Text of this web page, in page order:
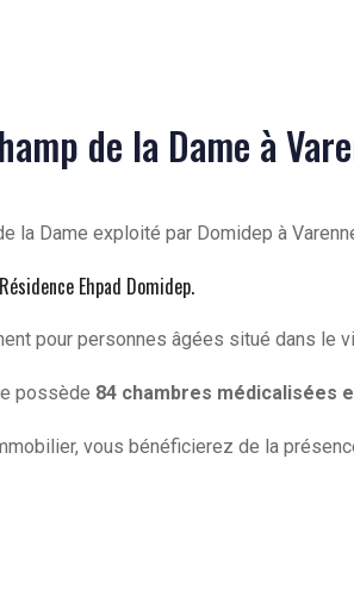
de la Dame à
la Dame exploité par Domidep à
Ehpad Domidep.
pour personnes âgées situé dans le
possède 84 chambres médicalisées
vous bénéficierez de la